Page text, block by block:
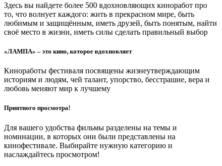
Здесь вы найдете более 500 вдохновляющих киноработ про
то, что волнует каждого: жить в прекрасном мире, быть
любимым и защищённым, иметь друзей, быть понятым, найти
своё место в жизни, иметь силы сделать правильный выбор
«ЛАМПА» – это кино, которое вдохновляет
Киноработы фестиваля посвящены жизнеутверждающим
историям и людям, чей талант, упорство, бесстрашие, вера и
любовь меняют мир к лучшему
Приятного просмотра!
Для вашего удобства фильмы разделены на темы и
номинации, в которых они были представлены на
кинофестивале. Выбирайте нужную категорию и
наслаждайтесь просмотром!